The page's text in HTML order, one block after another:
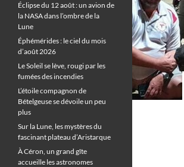
Éclipse du 12 août : un avion de
la NASA dans l’ombre de la
Lune
Éphémérides : le ciel du mois
d’août 2026
Le Soleil se lève, rougi par les
fumées des incendies
L’étoile compagnon de
Bételgeuse se dévoile un peu
plus
Sur la Lune, les mystères du
fascinant plateau d’Aristarque
À Céron, un grand gîte
accueille les astronomes